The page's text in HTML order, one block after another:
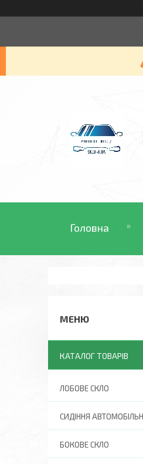
Головна
КАТАЛОГ ТОВАРІВ
ЛОБОВЕ СКЛО
СИДІННЯ
БОКОВЕ СКЛО